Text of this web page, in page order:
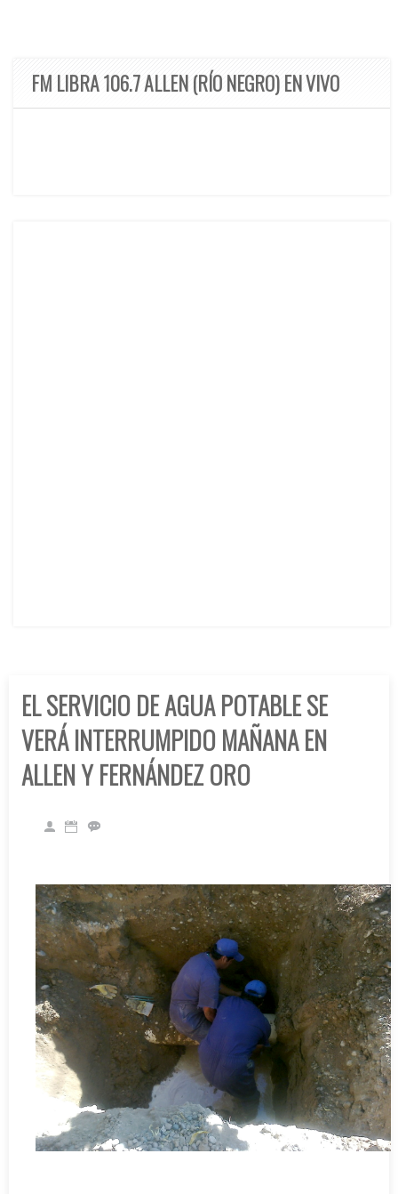
FM LIBRA 106.7 ALLEN (RÍO NEGRO) EN VIVO
EL SERVICIO DE AGUA POTABLE SE
VERÁ INTERRUMPIDO MAÑANA EN
ALLEN Y FERNÁNDEZ ORO